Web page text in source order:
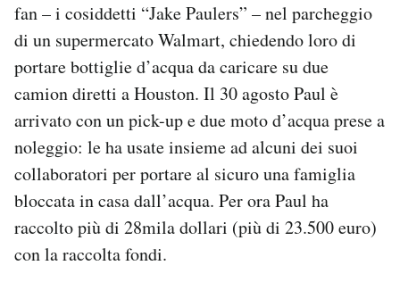
fan – i cosiddetti “Jake Paulers” – nel parcheggio
di un supermercato Walmart, chiedendo loro di
portare bottiglie d’acqua da caricare su due
camion diretti a Houston. Il 30 agosto Paul è
arrivato con un pick-up e due moto d’acqua prese a
noleggio: le ha usate insieme ad alcuni dei suoi
collaboratori per portare al sicuro una famiglia
bloccata in casa dall’acqua. Per ora Paul ha
raccolto più di 28mila dollari (più di 23.500 euro)
con la raccolta fondi.